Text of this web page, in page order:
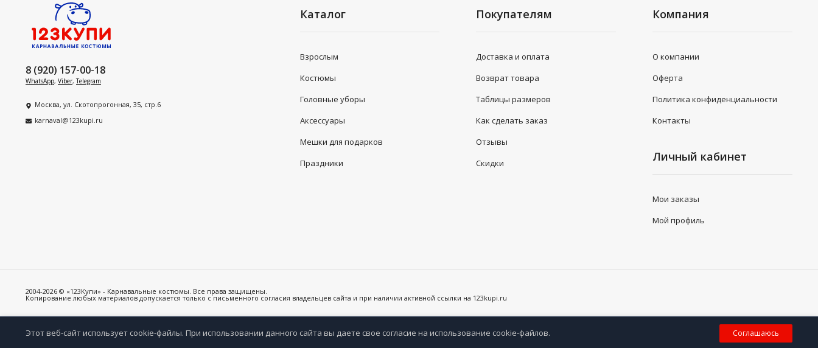
8 (920) 157-00-18
WhatsApp, Viber,Telegram
Москва, ул. Скотопрогонная, 35, стр.6
karnaval@123kupi.ru
Каталог
Взрослым
Костюмы
Головные уборы
Аксессуары
Мешки для подарков
Праздники
Покупателям
Доставка и оплата
Возврат товара
Таблицы размеров
Как сделать заказ
Отзывы
Скидки
Компания
О компании
Оферта
Политика конфиденциальности
Контакты
Личный кабинет
Мои заказы
Мой профиль
2004-2026 © «123Купи» - Карнавальные костюмы. Все права защищены.
Копирование любых материалов допускается только с письменного согласия владельцев сайта и при наличии активной ссылки на 123kupi.ru
Избранное Сравнение Просмотренные
Этот веб-сайт использует cookie-файлы. При использовании данного сайта вы даете свое согласие на использование cookie-файлов. Соглашаюсь